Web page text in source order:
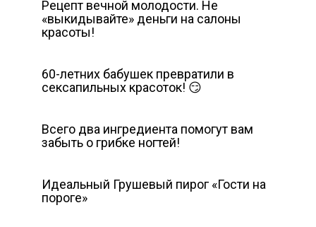
Рецепт вечной молодости. Не
«выкидывайте» деньги на салоны
красоты!
60-летних бабушек превратили в
сексапильных красоток! 😏
Всего два ингредиента помогут вам
забыть о грибке ногтей!
Идеальный Грушевый пирог «Гости на
пороге»